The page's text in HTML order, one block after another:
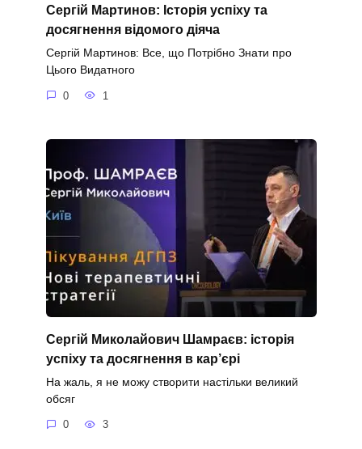
Сергій Мартинов: Історія успіху та
досягнення відомого діяча
Сергій Мартинов: Все, що Потрібно Знати про
Цього Видатного
0 1
Сергій Миколайович Шамраєв: історія
успіху та досягнення в кар’єрі
На жаль, я не можу створити настільки великий
обсяг
0 3